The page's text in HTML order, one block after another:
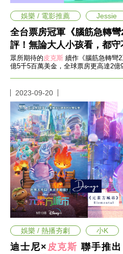
關
於
歡
迎
投
稿
聲
權
報
全台票房冠軍《腦筋急轉
評！無論大人小孩看，都守
眾所期待的 皮克斯 續作《腦筋急轉彎
億5千5百萬美金，全球票房更高達2億
娛樂 / 電影推薦 Jessie
2023-09-20
迪士尼× 皮克斯聯手推
娛樂 / 熱播夯劇 小K